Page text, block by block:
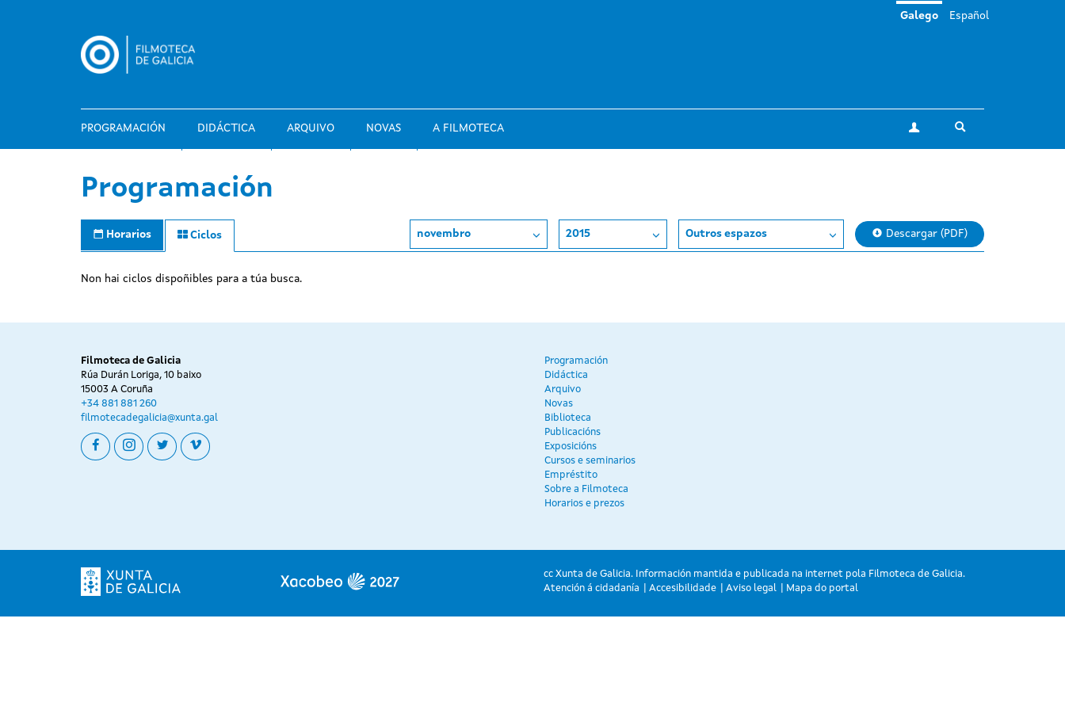
PROGRAMACIÓN DIDÁCTICA ARQUIVO NOVAS A FILMOTECA A miña conta
Galego Español
Programación
Horarios Ciclos novembro 2015 Outros espazos Descargar (PDF)
Non hai ciclos dispoñibles para a túa busca.
Filmoteca de Galicia
Rúa Durán Loriga, 10 baixo
15003 A Coruña
+34 881 881 260
filmotecadegalicia@xunta.gal
facebookinstagram
twittervimeo
Programación
Didáctica
Arquivo
Novas
Biblioteca
Publicacións
Exposicións
Cursos e seminarios
Empréstito
Sobre a Filmoteca
Horarios e prezos
cc Xunta de Galicia. Información mantida e publicada na internet pola Filmoteca de Galicia.
Atención á cidadanía
Accesibilidade Aviso legal Mapa do portal